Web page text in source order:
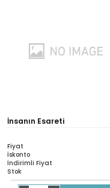
İnsanın Esareti
Fiyat
İskonto
İndirimli Fiyat
Stok